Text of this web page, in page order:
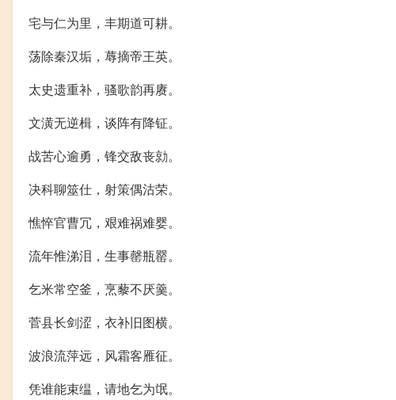
宅与仁为里，丰期道可耕。
荡除秦汉垢，蓐摘帝王英。
太史遗重补，骚歌韵再赓。
文潢无逆楫，谈阵有降钲。
战苦心逾勇，锋交敌丧勍。
决科聊筮仕，射策偶沽荣。
憔悴官曹冗，艰难祸难婴。
流年惟涕泪，生事罄瓶罂。
乞米常空釜，烹藜不厌羹。
菅县长剑涩，衣补旧图横。
波浪流萍远，风霜客雁征。
凭谁能束缊，请地乞为氓。